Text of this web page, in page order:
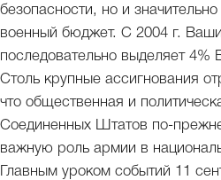
безопасности, но и значительно
военный бюджет. С 2004 г.
последовательно выделяет 4%
Столь крупные ассигнования
что общественная и
Соединенных Штатов по-
важную роль армии в
Главным уроком событий 11